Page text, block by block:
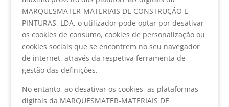
MARQUESMATER-MATERIAIS DE CONSTRUÇÃO E
PINTURAS, LDA, o utilizador pode optar por desativar
os cookies de consumo, cookies de personalização ou
cookies sociais que se encontrem no seu navegador
de internet, através da respetiva ferramenta de
gestão das definições.
No entanto, ao desativar os cookies, as plataformas
digitais da MARQUESMATER-MATERIAIS DE